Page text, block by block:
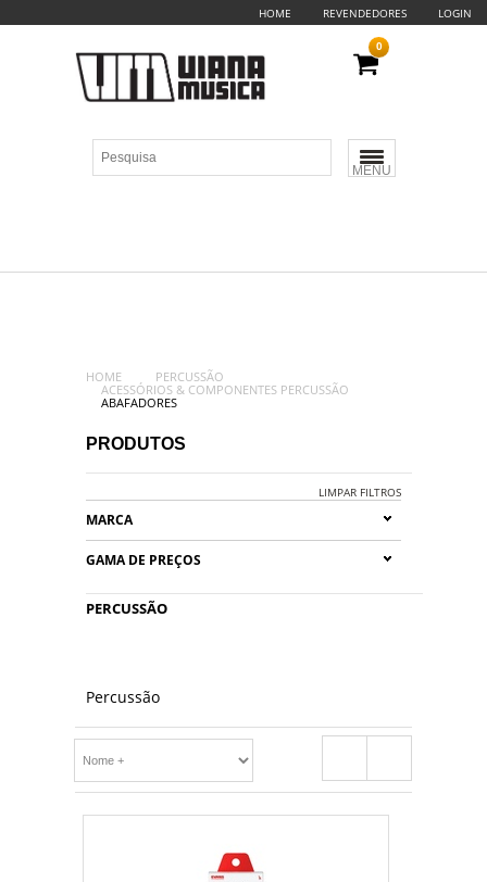
HOME REVENDEDORES LOGIN
MENU
0
HOME
PERCUSSÃO
ACESSÓRIOS & COMPONENTES PERCUSSÃO
ABAFADORES
PRODUTOS
LIMPAR FILTROS
MARCA
GAMA DE PREÇOS
PERCUSSÃO
Percussão